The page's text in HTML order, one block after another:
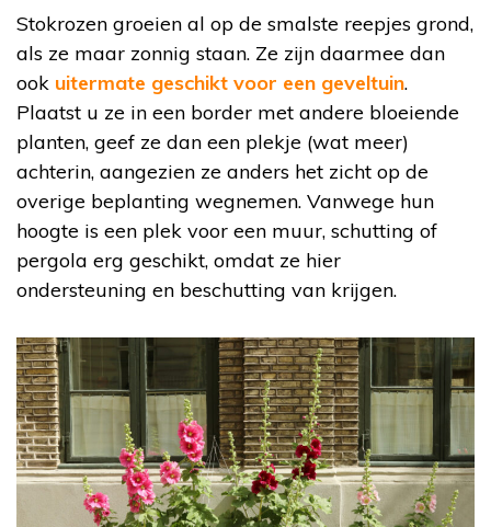
Stokrozen groeien al op de smalste reepjes grond,
als ze maar zonnig staan. Ze zijn daarmee dan
ook uitermate geschikt voor een geveltuin.
Plaatst u ze in een border met andere bloeiende
planten, geef ze dan een plekje (wat meer)
achterin, aangezien ze anders het zicht op de
overige beplanting wegnemen. Vanwege hun
hoogte is een plek voor een muur, schutting of
pergola erg geschikt, omdat ze hier
ondersteuning en beschutting van krijgen.